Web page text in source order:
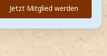
Jetzt Mitglied werden